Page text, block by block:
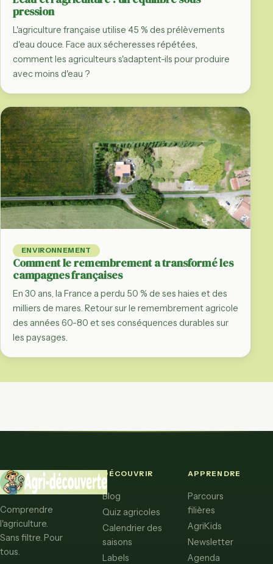
pression
L'agriculture française utilise 45 % des prélèvements
d'eau douce. Face aux sécheresses répétées,
comment les agriculteurs s'adaptent-ils pour produire
avec moins d'eau ?
ENVIRONNEMENT
Comment le remembrement a transformé les
campagnes françaises
En 30 ans, la France a perdu 50 % de ses haies et des
milliers de mares. Retour sur le remembrement agricole
des années 60-80 et ses conséquences durables sur
les paysages.
Comprendre
l'agriculture.
Sans filtre. Pour
tous.
DÉCOUVRIR
Blog
Quiz agricoles
Calendrier des
saisons
Labels
APPRENDRE
Parcours
filières
AgriKids
Newsletter
Agenda